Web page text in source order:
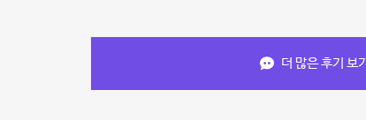
더 많은 후기 보기